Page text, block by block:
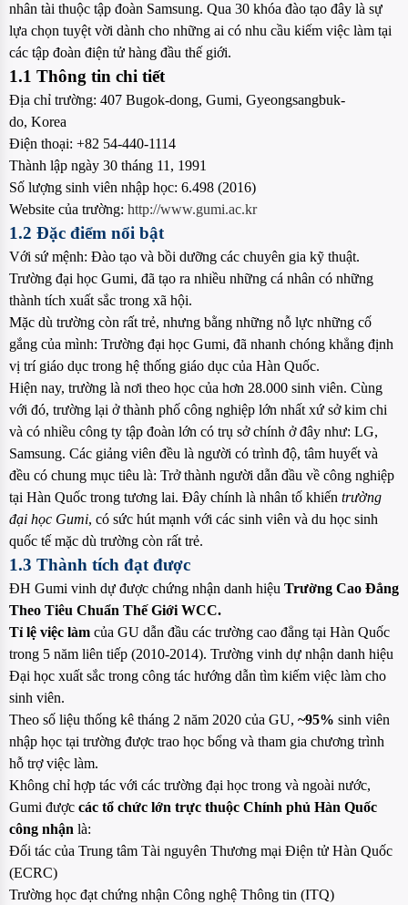
nhân tài thuộc tập đoàn Samsung. Qua 30 khóa đào tạo đây là sự
lựa chọn tuyệt vời dành cho những ai có nhu cầu kiếm việc làm tại
các tập đoàn điện tử hàng đầu thế giới.
1.1 Thông tin chi tiết
Địa chỉ trường: 407 Bugok-dong, Gumi, Gyeongsangbuk-
do, Korea
Điện thoại: +82 54-440-1114
Thành lập ngày 30 tháng 11, 1991
Số lượng sinh viên nhập học: 6.498 (2016)
Website của trường: http://www.gumi.ac.kr
1.2 Đặc điểm nổi bật
Với sứ mệnh: Đào tạo và bồi dưỡng các chuyên gia kỹ thuật.
Trường đại học Gumi, đã tạo ra nhiều những cá nhân có những
thành tích xuất sắc trong xã hội.
Mặc dù trường còn rất trẻ, nhưng bằng những nỗ lực những cố
gắng của mình: Trường đại học Gumi, đã nhanh chóng khẳng định
vị trí giáo dục trong hệ thống giáo dục của Hàn Quốc.
Hiện nay, trường là nơi theo học của hơn 28.000 sinh viên. Cùng
với đó, trường lại ở thành phố công nghiệp lớn nhất xứ sở kim chi
và có nhiều công ty tập đoàn lớn có trụ sở chính ở đây như: LG,
Samsung. Các giảng viên đều là người có trình độ, tâm huyết và
đều có chung mục tiêu là: Trở thành người dẫn đầu về công nghiệp
tại Hàn Quốc trong tương lai. Đây chính là nhân tố khiến trường
đại học Gumi, có sức hút mạnh với các sinh viên và du học sinh
quốc tế mặc dù trường còn rất trẻ.
1.3 Thành tích đạt được
ĐH Gumi vinh dự được chứng nhận danh hiệu Trường Cao Đẳng
Theo Tiêu Chuẩn Thế Giới WCC.
Tỉ lệ việc làm của GU dẫn đầu các trường cao đẳng tại Hàn Quốc
trong 5 năm liên tiếp (2010-2014). Trường vinh dự nhận danh hiệu
Đại học xuất sắc trong công tác hướng dẫn tìm kiếm việc làm cho
sinh viên.
Theo số liệu thống kê tháng 2 năm 2020 của GU, ~95% sinh viên
nhập học tại trường được trao học bổng và tham gia chương trình
hỗ trợ việc làm.
Không chỉ hợp tác với các trường đại học trong và ngoài nước,
Gumi được các tổ chức lớn trực thuộc Chính phủ Hàn Quốc
công nhận là:
Đối tác của Trung tâm Tài nguyên Thương mại Điện tử Hàn Quốc
(ECRC)
Trường học đạt chứng nhận Công nghệ Thông tin (ITQ)